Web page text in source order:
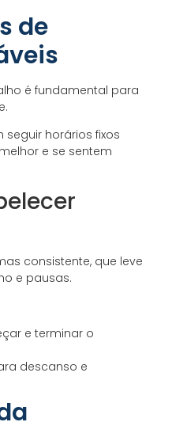
de
é fundamental para
horários fixos
e se sentem
consistente, que leve
e pausas.
e terminar o
descanso e